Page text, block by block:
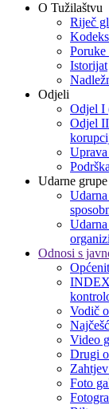
O Tužilaštvu
Riječ
Poruke
Istorijat
Odjeli
Odjel I
Odjel
Udarne grupe
Odnosi s
Vodič
Video
Drugi
Foto